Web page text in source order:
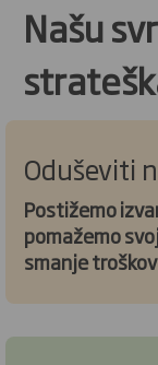
Našu
Oduševiti
Postižemo
pomažemo
smanje